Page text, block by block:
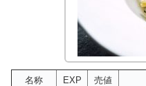
名称 EXP 売値